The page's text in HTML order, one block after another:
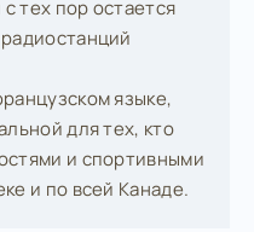
тех пор остается
языке,
для тех, кто
и спортивными
и по всей Канаде.